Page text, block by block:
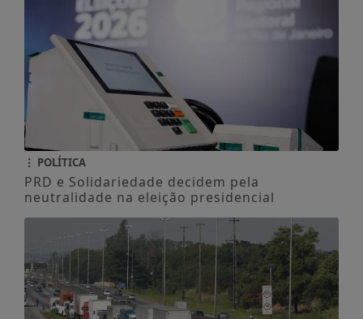
POLÍTICA
PRD e Solidariedade decidem pela
neutralidade na eleição presidencial